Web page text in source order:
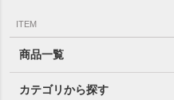
ITEM
商品一覧
カテゴリから探す